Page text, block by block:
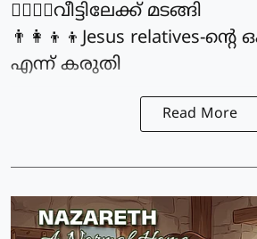
🚶‍♂️🚶‍♀️വീട്ടിലേക്ക് മടങ്ങി
👨‍👩‍👦‍👦Jesus relatives-
എന്ന് കരുതി
Read More